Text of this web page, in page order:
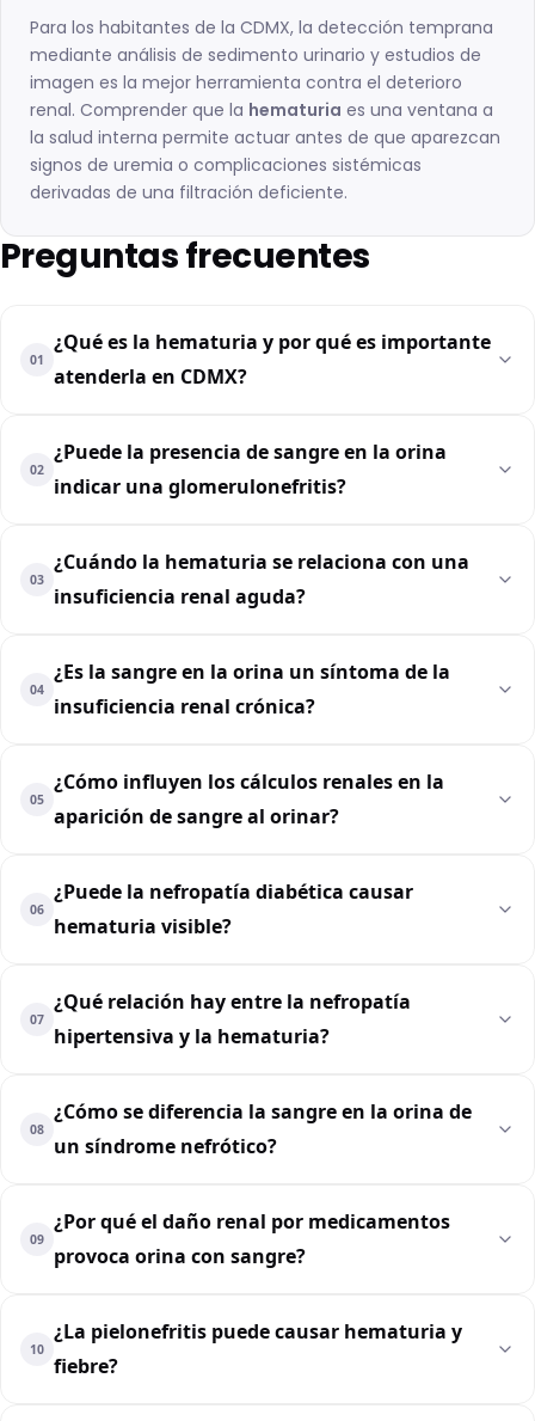
Para los habitantes de la CDMX, la detección temprana
mediante análisis de sedimento urinario y estudios de
imagen es la mejor herramienta contra el deterioro
renal. Comprender que la hematuria es una ventana a
la salud interna permite actuar antes de que aparezcan
signos de uremia o complicaciones sistémicas
derivadas de una filtración deficiente.
Preguntas frecuentes
01
¿Qué es la hematuria y por qué es importante
atenderla en CDMX?
02
¿Puede la presencia de sangre en la orina
indicar una glomerulonefritis?
03
¿Cuándo la hematuria se relaciona con una
insuficiencia renal aguda?
04
¿Es la sangre en la orina un síntoma de la
insuficiencia renal crónica?
05
¿Cómo influyen los cálculos renales en la
aparición de sangre al orinar?
06
¿Puede la nefropatía diabética causar
hematuria visible?
07
¿Qué relación hay entre la nefropatía
hipertensiva y la hematuria?
08
¿Cómo se diferencia la sangre en la orina de
un síndrome nefrótico?
09
¿Por qué el daño renal por medicamentos
provoca orina con sangre?
10
¿La pielonefritis puede causar hematuria y
fiebre?